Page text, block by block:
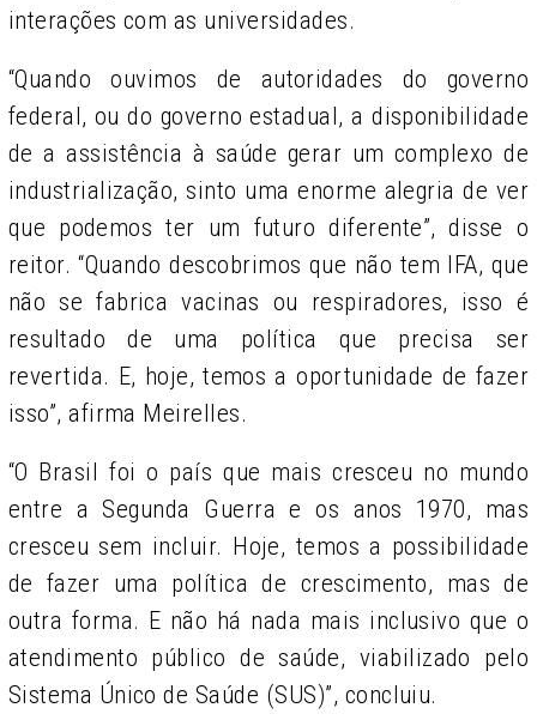
interações com as universidades.
“Quando ouvimos de autoridades do governo
federal, ou do governo estadual, a disponibilidade
de a assistência à saúde gerar um complexo de
industrialização, sinto uma enorme alegria de ver
que podemos ter um futuro diferente”, disse o
reitor. “Quando descobrimos que não tem IFA, que
não se fabrica vacinas ou respiradores, isso é
resultado de uma política que precisa ser
revertida. E, hoje, temos a oportunidade de fazer
isso”, afirma Meirelles.
“O Brasil foi o país que mais cresceu no mundo
entre a Segunda Guerra e os anos 1970, mas
cresceu sem incluir. Hoje, temos a possibilidade
de fazer uma política de crescimento, mas de
outra forma. E não há nada mais inclusivo que o
atendimento público de saúde, viabilizado pelo
Sistema Único de Saúde (SUS)”, concluiu.